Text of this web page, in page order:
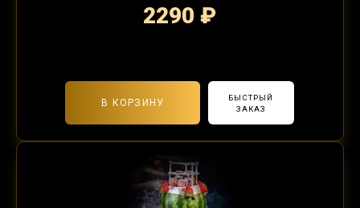
2290 ₽
В КОРЗИНУ
БЫСТРЫЙ
ЗАКАЗ